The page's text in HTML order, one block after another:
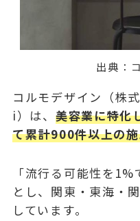
出典：
コルモデザイン（
i）は、 美容業に特化
て累計900件以上の
「流行る可能性を
とし、関東・東海・
しています。